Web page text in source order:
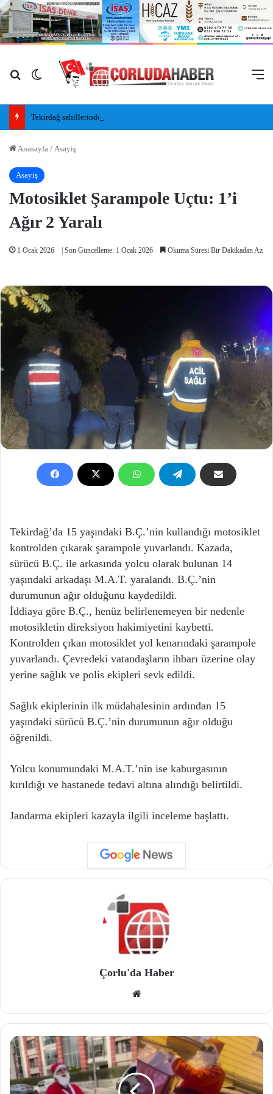
Arama yap ...
Dış görünümü değiştir
Anasayfa / Asayiş
Asayiş
Motosiklet Şarampole Uçtu: 1’i
Ağır 2 Yaralı
1 Ocak 2026 | Son Güncelleme: 1 Ocak 2026 Okuma Süresi Bir Dakikadan Az
Tekirdağ’da 15 yaşındaki B.Ç.’nin kullandığı motosiklet
kontrolden çıkarak şarampole yuvarlandı. Kazada,
sürücü B.Ç. ile arkasında yolcu olarak bulunan 14
yaşındaki arkadaşı M.A.T. yaralandı. B.Ç.’nin
durumunun ağır olduğunu kaydedildi.
İddiaya göre B.Ç., henüz belirlenemeyen bir nedenle
motosikletin direksiyon hakimiyetini kaybetti.
Kontrolden çıkan motosiklet yol kenarındaki şarampole
yuvarlandı. Çevredeki vatandaşların ihbarı üzerine olay
yerine sağlık ve polis ekipleri sevk edildi.
Sağlık ekiplerinin ilk müdahalesinin ardından 15
yaşındaki sürücü B.Ç.’nin durumunun ağır olduğu
öğrenildi.
Yolcu konumundaki M.A.T.’nin ise kaburgasının
kırıldığı ve hastanede tedavi altına alındığı belirtildi.
Jandarma ekipleri kazayla ilgili inceleme başlattı.
Çorlu'da Haber
site
si